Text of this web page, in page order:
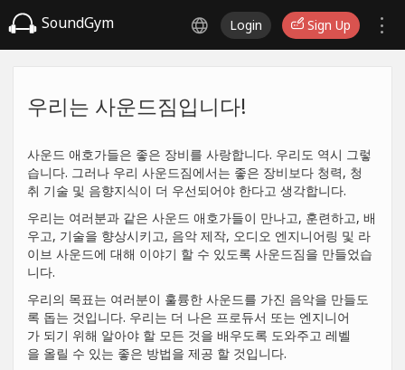
SoundGym Login Sign Up
우리는 사운드짐입니다!
사운드 애호가들은 좋은 장비를 사랑합니다. 우리도 역시 그렇
습니다. 그러나 우리 사운드짐에서는 좋은 장비보다 청력, 청
취 기술 및 음향지식이 더 우선되어야 한다고 생각합니다.
우리는 여러분과 같은 사운드 애호가들이 만나고, 훈련하고, 배
우고, 기술을 향상시키고, 음악 제작, 오디오 엔지니어링 및 라
이브 사운드에 대해 이야기 할 수 있도록 사운드짐을 만들었습
니다.
우리의 목표는 여러분이 훌륭한 사운드를 가진 음악을 만들도
록 돕는 것입니다. 우리는 더 나은 프로듀서 또는 엔지니어
가 되기 위해 알아야 할 모든 것을 배우도록 도와주고 레벨
을 올릴 수 있는 좋은 방법을 제공 할 것입니다.